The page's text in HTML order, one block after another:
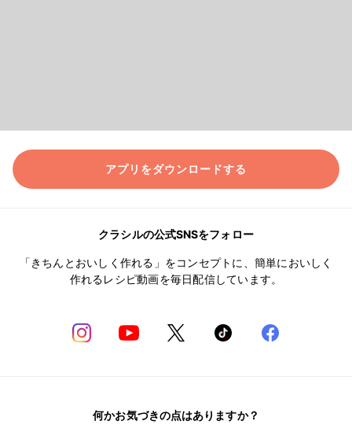
アプリをダウンロードする
クラシルの公式SNSをフォロー
「きちんとおいしく作れる」をコンセプトに、簡単においしく
作れるレシピ動画を毎日配信しています。
何かお気づきの点はありますか？